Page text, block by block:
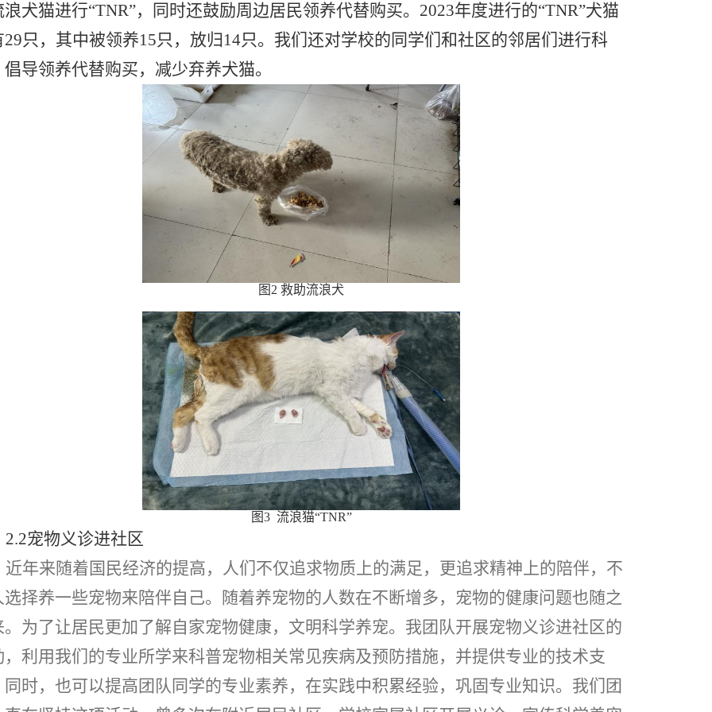
浪犬猫进行“TNR”，同时还鼓励周边居民领养代替购买。2023年度进行的“TNR”犬猫
29只，其中被领养15只，放归14只。我们还对学校的同学们和社区的邻居们进行科
倡导领养代替购买，减少弃养犬猫。
图 2 救助流浪犬
图3 流浪猫“TNR”
2.2宠物义诊进社区
近年来随着国民经济的提高，人们不仅追求物质上的满足，更追求精神上的陪伴，不
选择养一些宠物来陪伴自己。随着养宠物的人数在不断增多，宠物的健康问题也随之
。为了让居民更加了解自家宠物健康，文明科学养宠。我团队开展宠物义诊进社区的
，利用我们的专业所学来科普宠物相关常见疾病及预防措施，并提供专业的技术支
同时，也可以提高团队同学的专业素养，在实践中积累经验，巩固专业知识。我们团